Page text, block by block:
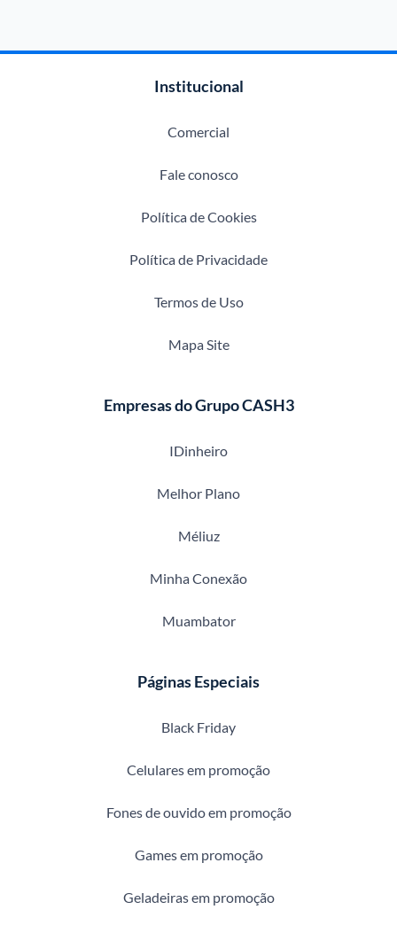
Institucional
Comercial
Fale conosco
Política de Cookies
Política de Privacidade
Termos de Uso
Mapa Site
Empresas do Grupo CASH3
IDinheiro
Melhor Plano
Méliuz
Minha Conexão
Muambator
Páginas Especiais
Black Friday
Celulares em promoção
Fones de ouvido em promoção
Games em promoção
Geladeiras em promoção